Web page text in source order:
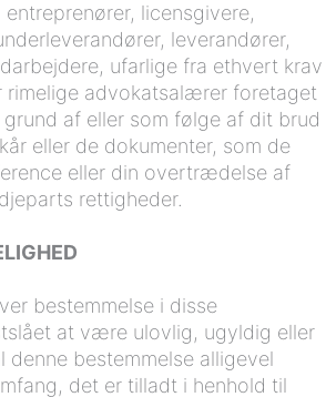
licensgivere,
leverandører,
ufarlige fra ethvert krav
rimelige advokatsalærer foretaget
af eller som følge af dit brud
eller de dokumenter, som de
eller din overtrædelse af
rettigheder.
bestemmelse i disse
at være ulovlig, ugyldig eller
bestemmelse alligevel
det er tilladt i henhold til